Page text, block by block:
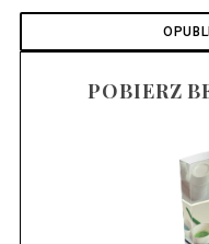
POBIERZ